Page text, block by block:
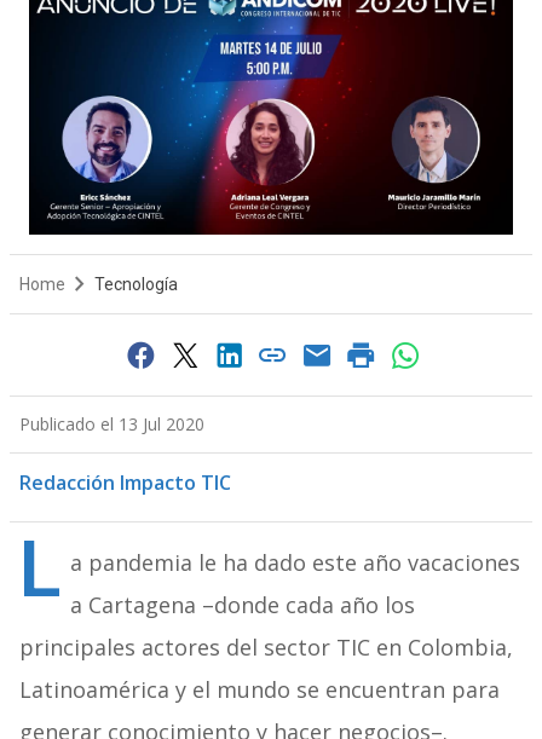
Home Tecnología
Publicado el 13 Jul 2020
Redacción Impacto TIC
L a pandemia le ha dado este año vacaciones
a Cartagena –donde cada año los
principales actores del sector TIC en Colombia,
Latinoamérica y el mundo se encuentran para
generar conocimiento y hacer negocios–.